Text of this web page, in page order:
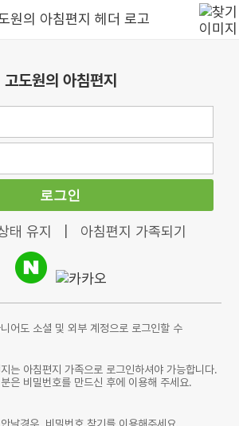
고도원의 아침편지
로그인
태 유지 아침편지 가족되기
어도 소셜 및 외부 계정으로 로그인할 수
는 아침편지 가족으로 로그인하셔야 가능합니다.
은 비밀번호를 만드신 후에 이용해 주세요.